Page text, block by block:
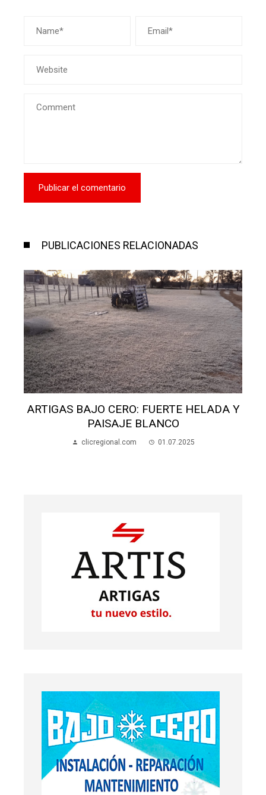
PUBLICACIONES RELACIONADAS
ARTIGAS BAJO CERO: FUERTE HELADA Y
PAISAJE BLANCO
clicregional.com 01.07.2025